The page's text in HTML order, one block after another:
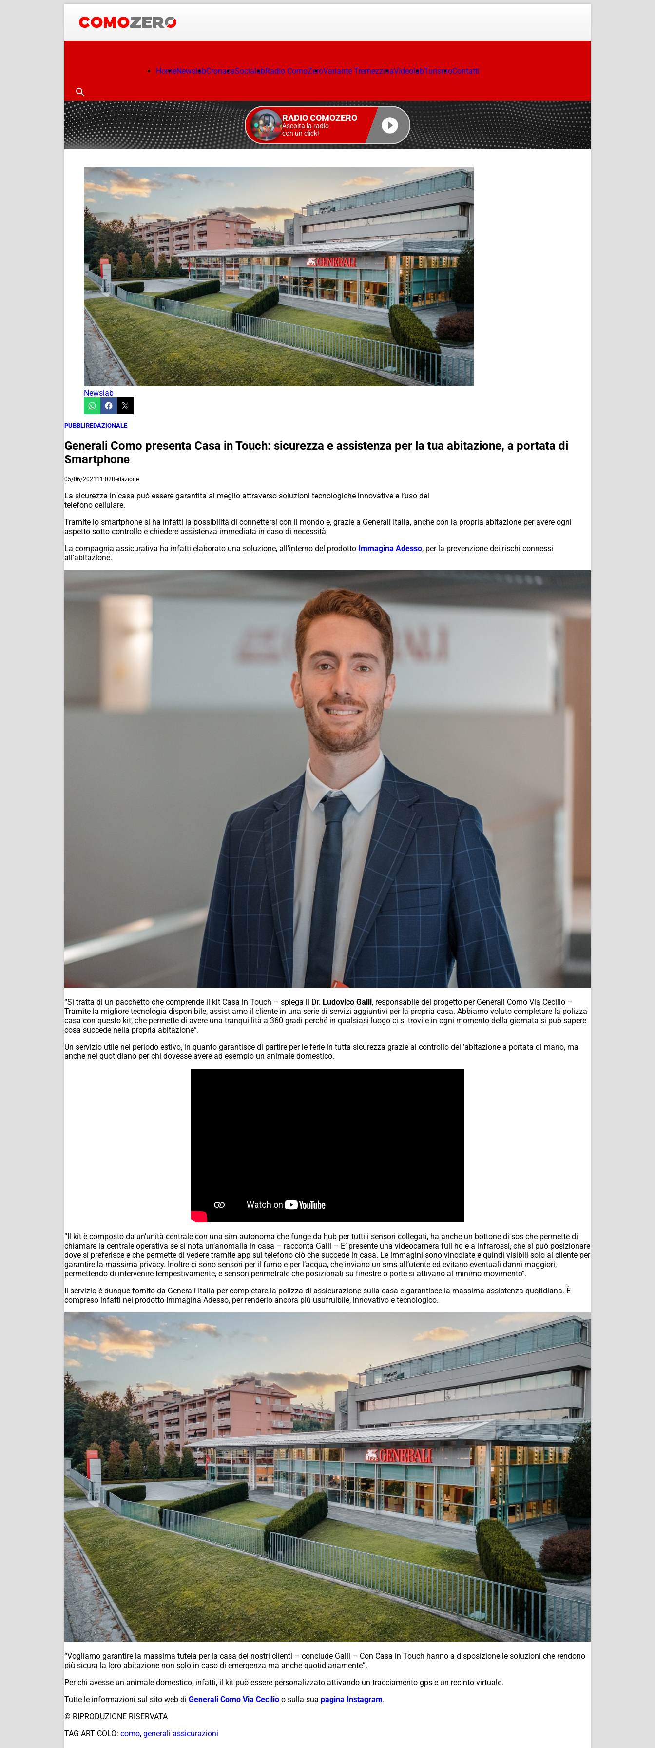
HomeNewslabCronacaSocialabRadio ComoZeroVariante TremezzinaVideolabTurismoContatti
RADIO COMOZERO
Ascolta la radio
con un click!
Newslab
PUBBLIREDAZIONALE
Generali Como presenta Casa in Touch: sicurezza e assistenza per la tua abitazione, a portata di
Smartphone
05/06/2021 11:02Redazione
La sicurezza in casa può essere garantita al meglio attraverso soluzioni tecnologiche innovative e l’uso del
telefono cellulare.
Tramite lo smartphone si ha infatti la possibilità di connettersi con il mondo e, grazie a Generali Italia, anche con la propria abitazione per avere ogni
aspetto sotto controllo e chiedere assistenza immediata in caso di necessità.
La compagnia assicurativa ha infatti elaborato una soluzione, all’interno del prodotto Immagina Adesso, per la prevenzione dei rischi connessi
all’abitazione.
“Si tratta di un pacchetto che comprende il kit Casa in Touch – spiega il Dr. Ludovico Galli, responsabile del progetto per Generali Como Via Cecilio –
Tramite la migliore tecnologia disponibile, assistiamo il cliente in una serie di servizi aggiuntivi per la propria casa. Abbiamo voluto completare la polizza
casa con questo kit, che permette di avere una tranquillità a 360 gradi perché in qualsiasi luogo ci si trovi e in ogni momento della giornata si può sapere
cosa succede nella propria abitazione”.
Un servizio utile nel periodo estivo, in quanto garantisce di partire per le ferie in tutta sicurezza grazie al controllo dell’abitazione a portata di mano, ma
anche nel quotidiano per chi dovesse avere ad esempio un animale domestico.
“Il kit è composto da un’unità centrale con una sim autonoma che funge da hub per tutti i sensori collegati, ha anche un bottone di sos che permette di
chiamare la centrale operativa se si nota un’anomalia in casa – racconta Galli – E’ presente una videocamera full hd e a infrarossi, che si può posizionare
dove si preferisce e che permette di vedere tramite app sul telefono ciò che succede in casa. Le immagini sono vincolate e quindi visibili solo al cliente per
garantire la massima privacy. Inoltre ci sono sensori per il fumo e per l’acqua, che inviano un sms all’utente ed evitano eventuali danni maggiori,
permettendo di intervenire tempestivamente, e sensori perimetrale che posizionati su finestre o porte si attivano al minimo movimento”.
Il servizio è dunque fornito da Generali Italia per completare la polizza di assicurazione sulla casa e garantisce la massima assistenza quotidiana. È
compreso infatti nel prodotto Immagina Adesso, per renderlo ancora più usufruibile, innovativo e tecnologico.
“Vogliamo garantire la massima tutela per la casa dei nostri clienti – conclude Galli – Con Casa in Touch hanno a disposizione le soluzioni che rendono
più sicura la loro abitazione non solo in caso di emergenza ma anche quotidianamente”.
Per chi avesse un animale domestico, infatti, il kit può essere personalizzato attivando un tracciamento gps e un recinto virtuale.
Tutte le informazioni sul sito web di Generali Como Via Cecilio o sulla sua pagina Instagram.
© RIPRODUZIONE RISERVATA
TAG ARTICOLO: como, generali assicurazioni